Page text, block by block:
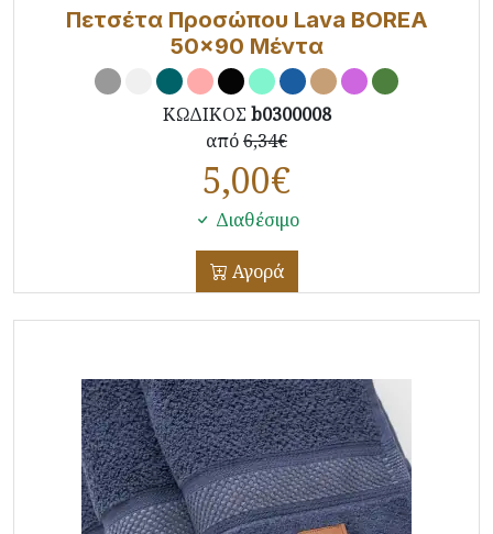
Πετσέτα Προσώπου Lava BOREA
50x90 Μέντα
ΚΩΔΙΚΟΣ b0300008
από6,34€
5,00€
Διαθέσιμο
Αγορά